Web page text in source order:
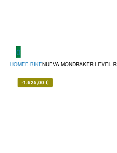
0
HOMEE-BIKENUEVA MONDRAKER LEVEL R
-1.625,00 €